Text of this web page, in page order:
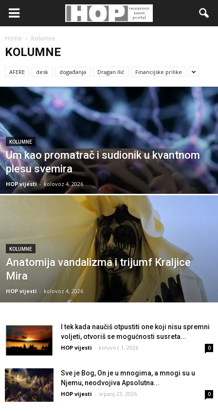
Home Kolumne
KOLUMNE
AFERE desk događanja Dragan Ilić Financijske prilike
KOLUMNE
Um kao promatrač i sudionik u kvantnom
plesu svemira
HOP vijesti - kolovoz 4, 2026
KOLUMNE
Anatomija vandalizma i trijumf Kraljice
Mira
HOP vijesti - kolovoz 4, 2026
I tek kada naučiš otpustiti one koji nisu spremni
voljeti, otvoriš se mogućnosti susreta...
HOP vijesti - kolovoz 1, 2026 0
Sve je Bog, On je u mnogima, a mnogi su u
Njemu, neodvojiva Apsolutna...
HOP vijesti - srpanj 23, 2026 0